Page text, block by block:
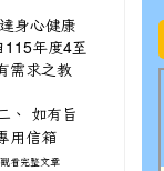
身心健康
年度4至
需求之教
、 如有旨
用信箱
看完整文章